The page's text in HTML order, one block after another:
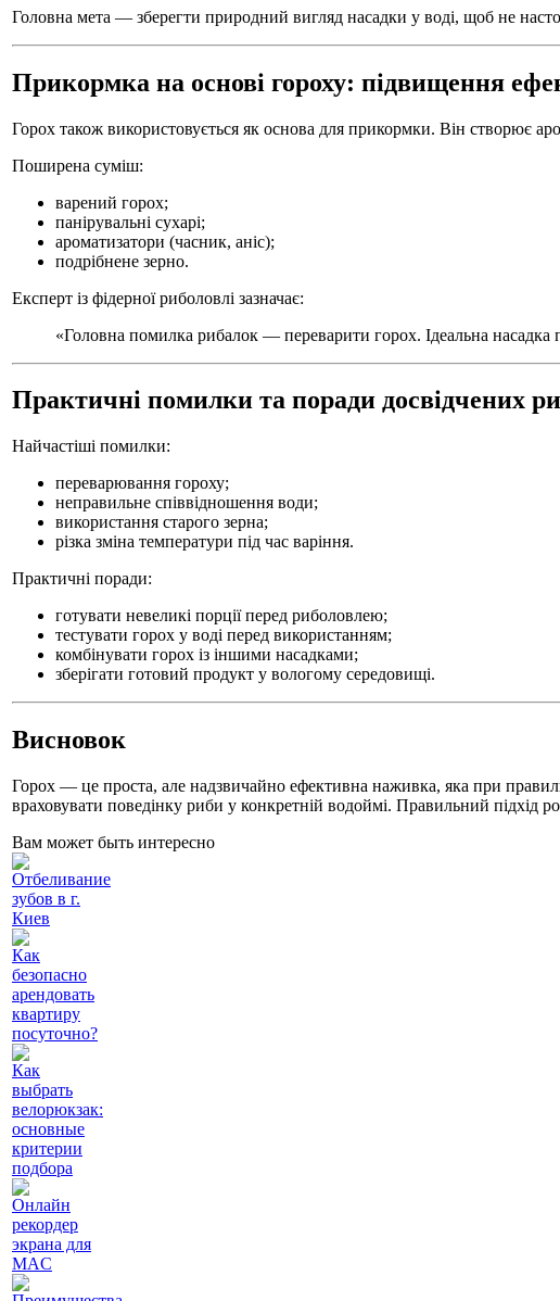
Головна мета — зберегти природний вигляд насадки у воді, щоб не
Прикормка на основі гороху: підвищення
Горох також використовується як основа для прикормки. Він створює
Поширена суміш:
варений горох;
панірувальні сухарі;
ароматизатори (часник, аніс);
подрібнене зерно.
Експерт із фідерної риболовлі зазначає:
«Головна помилка рибалок — переварити горох. Ідеальна
Практичні помилки та поради досвідчених
Найчастіші помилки:
переварювання гороху;
неправильне співвідношення води;
використання старого зерна;
різка зміна температури під час варіння.
Практичні поради:
готувати невеликі порції перед риболовлею;
тестувати горох у воді перед використанням;
комбінувати горох із іншими насадками;
зберігати готовий продукт у вологому середовищі.
Висновок
Горох — це проста, але надзвичайно ефективна наживка, яка при
враховувати поведінку риби у конкретній водоймі. Правильний підхід
Вам может быть интересно
Отбеливание
зубов в г.
Киев
Как
безопасно
арендовать
квартиру
посуточно?
Как
выбрать
велорюкзак:
основные
критерии
подбора
Онлайн
рекордер
экрана для
MAC